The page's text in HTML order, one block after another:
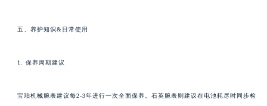
五、养护知识&日常使用
1. 保养周期建议
宝珀机械腕表建议每2-3年进行一次全面保养。石英腕表则建议在电池耗尽时同步检